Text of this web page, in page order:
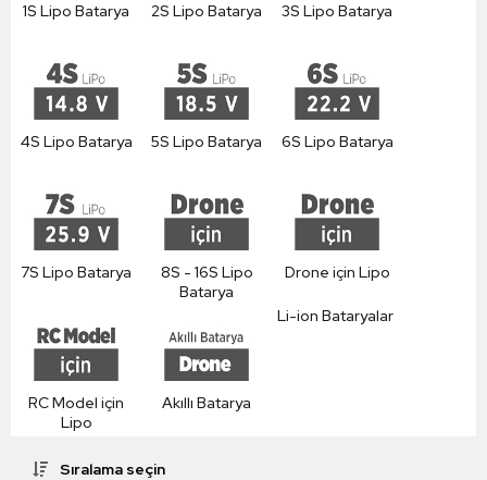
1S Lipo Batarya 2S Lipo Batarya 3S Lipo Batarya
4S Lipo Batarya 5S Lipo Batarya 6S Lipo Batarya
7S Lipo Batarya
8S - 16S Lipo
Batarya
Drone için Lipo
RC Model için
Lipo
Akıllı Batarya
Li-ion Bataryalar
Sıralama seçin